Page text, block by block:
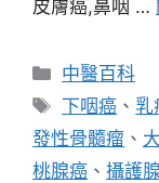
皮膚癌,鼻咽 …
分
類
中醫百科
標
籤
下咽癌 、 乳
發性骨髓瘤 、
桃腺癌 、 攝護